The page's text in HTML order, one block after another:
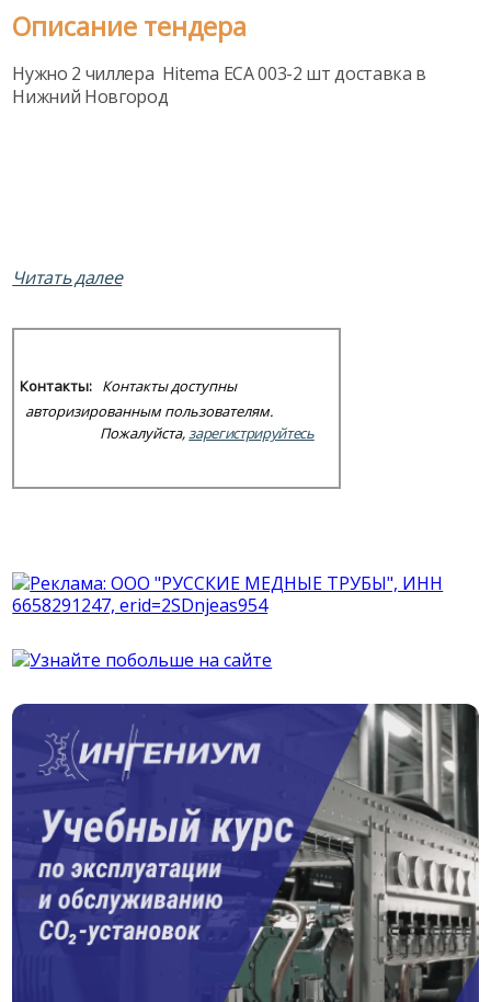
Описание тендера
Нужно 2 чиллера Hitema ECA 003-2 шт доставка в
Нижний Новгород
Читать далее
Контакты: Контакты доступны
авторизированным пользователям.
Пожалуйста,зарегистрируйтесь